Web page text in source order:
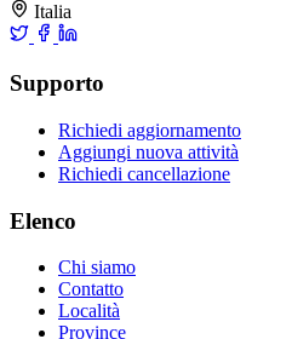
Italia
Supporto
Richiedi aggiornamento
Aggiungi nuova attività
Richiedi cancellazione
Elenco
Chi siamo
Contatto
Località
Province